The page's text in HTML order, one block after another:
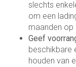
slechts
om een
maanden op
Geef
beschikbare
houden van